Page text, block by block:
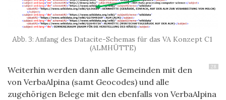
Anfang des Datacite-Schemas für das VA Konzept C1
(ALMHÜTTE)
28
Weiterhin werden dann alle Gemeinden mit den
von VerbaAlpina (samt Geocodes) und alle
zugehörigen Belege mit den ebenfalls von VerbaAlpina